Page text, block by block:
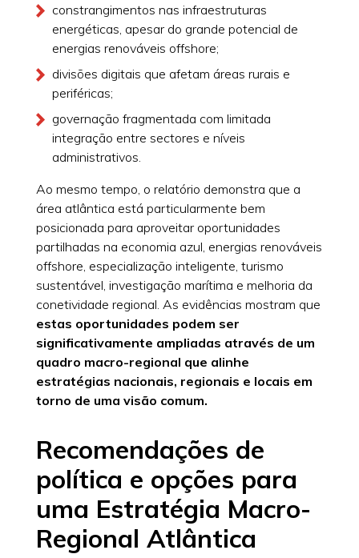
constrangimentos nas infraestruturas
energéticas, apesar do grande potencial de
energias renováveis offshore;
divisões digitais que afetam áreas rurais e
periféricas;
governação fragmentada com limitada
integração entre sectores e níveis
administrativos.
Ao mesmo tempo, o relatório demonstra que a
área atlântica está particularmente bem
posicionada para aproveitar oportunidades
partilhadas na economia azul, energias renováveis
offshore, especialização inteligente, turismo
sustentável, investigação marítima e melhoria da
conetividade regional. As evidências mostram que
estas oportunidades podem ser
significativamente ampliadas através de um
quadro macro-regional que alinhe
estratégias nacionais, regionais e locais em
torno de uma visão comum.
Recomendações de
política e opções para
uma Estratégia Macro-
Regional Atlântica